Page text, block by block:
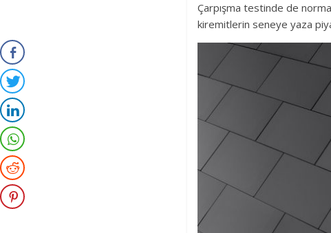
Çarpışma testinde de
kiremitlerin seneye yaza